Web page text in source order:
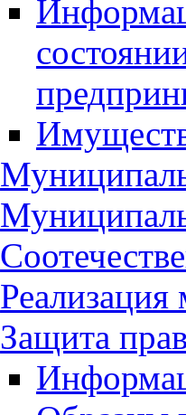
Защита